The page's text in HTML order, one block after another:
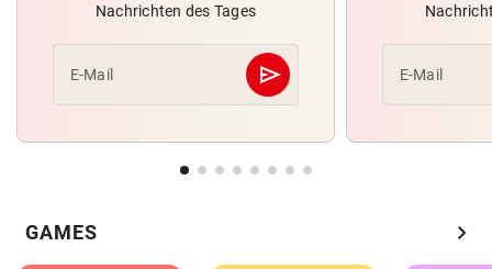
Nachrichten des Tages
E-Mail send
Abschicken E-Mail
GAMES chevron_right